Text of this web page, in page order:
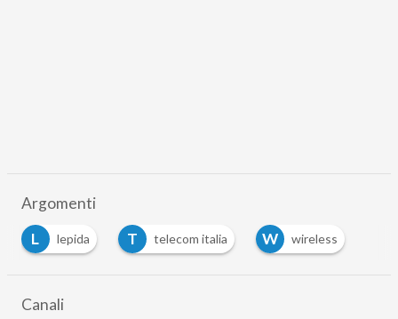
Argomenti
L
lepida T telecom italia W wireless
Canali